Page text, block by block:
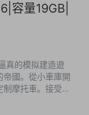
容量19GB|
真的模拟建造遊
帝國。從小車庫開
摩托車。接受顧